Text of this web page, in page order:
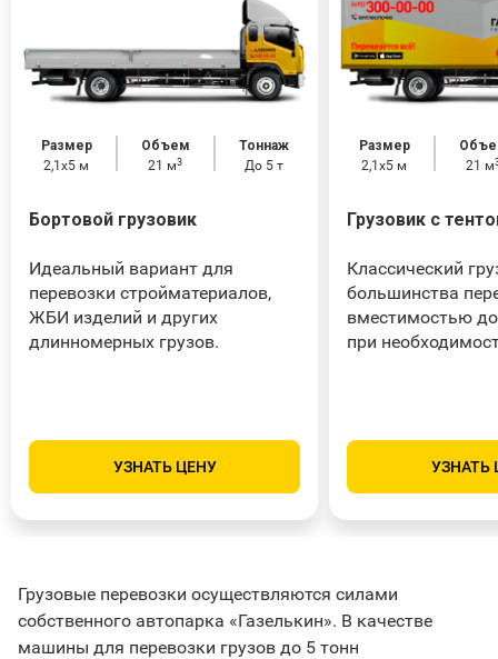
Размер
2,1x5 м
Объем
21 м3
Тоннаж
До 5 т
Бортовой грузовик
Идеальный вариант для
перевозки стройматериалов,
ЖБИ изделий и других
длинномерных грузов.
УЗНАТЬ ЦЕНУ
Размер
2,1x5 м
21 м
Грузовик с
Классический
большинства
вместимостью
при
УЗНАТЬ
Грузовые перевозки осуществляются силами
собственного автопарка «Газелькин». В качестве
машины для перевозки грузов до 5 тонн